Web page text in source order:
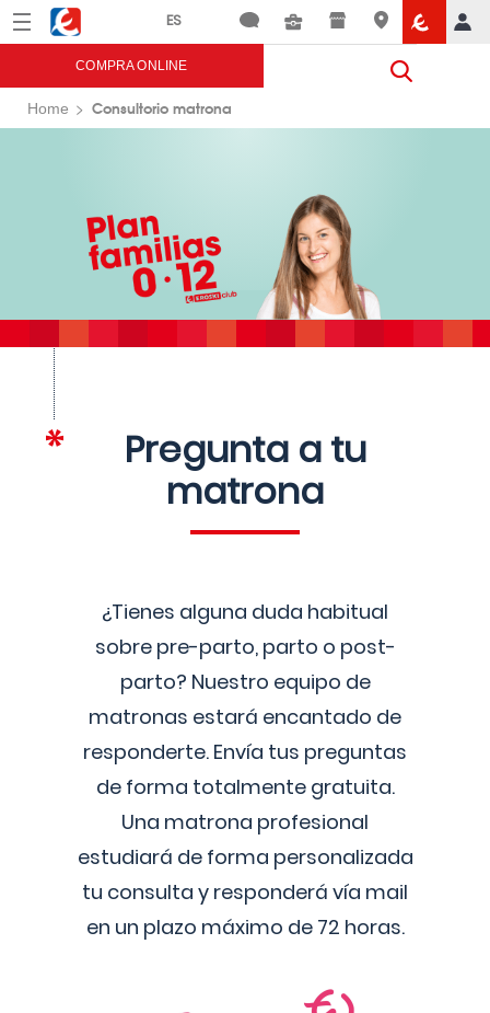
Menú Eroski
COMPRA ONLINE
Home Consultorio matrona
Pregunta a tu
matrona
¿Tienes alguna duda habitual
sobre pre-parto, parto o post-
parto? Nuestro equipo de
matronas estará encantado de
responderte. Envía tus preguntas
de forma totalmente gratuita.
Una matrona profesional
estudiará de forma personalizada
tu consulta y responderá vía mail
en un plazo máximo de 72 horas.